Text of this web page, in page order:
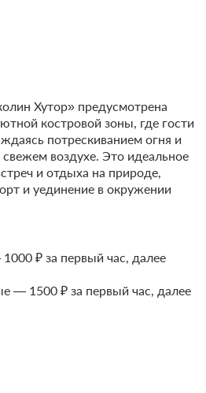
сутки максимальное
— 4 человека.
Парение в четыре руки
14000 ₽
Хутор» предусмотрена
костровой зоны, где гости
потрескиванием огня и
воздухе. Это идеальное
и отдыха на природе,
и уединение в окружении
₽ за первый час, далее
— 1500 ₽ за первый час, далее